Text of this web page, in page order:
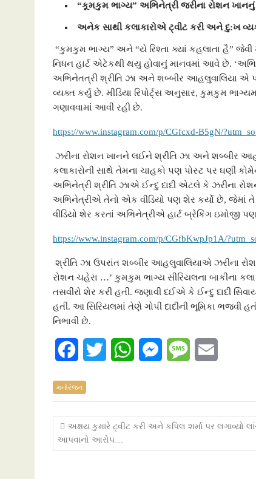
b
o
o
k
t
e
r
s
A
p
p
e
n
e
r
a
g
l
“કૂમકુમ ભાગ્ય” અભિનેત્રી જરીના રોશન ખાનનું
અનેક સાથી કલાકારોએ ટ્વીટ કરી અને દુ:ખ
“કુમકુમ ભાગ્ય” અને “યે રિશ્તા ક્યાં કહલાતા હૈ”
નિધન હાર્ટ એટેકથી થયુ હોવાનું માનવમાં આવે છે.
અભિનેતત્રી શ્રીતિ ઝા અને શબ્બીર આહલુવાલિયા એ
વ્યક્ત કર્યું છે. મીડિયા રિપોર્ટ્સ અનુસાર, કુમકુમ
ગણાવવામાં આવી રહી છે.
https://www.instagram.com/p/CGfcxd-B5gN/
ઝરીના રોશન ખાનને લઈને શ્રીતિ ઝા અને શબ્બીર
કલાકારોની સાથે તેમના ચાહકો પણ પોસ્ટ પર ઘણી
અભિનેત્રી શ્રીતિ ઝાએ ઈન્દુ દાદી એટલે કે ઝરીના
અભિનેત્રીએ તેનો એક વીડિયો પણ શેર કર્યો છે, જેમાં તે
વીડિયો શેર કરતાં અભિનેત્રીએ હાર્ટ બ્રેકિંગ ઇમોજી
https://www.instagram.com/p/CGfbKwpJp1A/
શ્રીતિ ઝા ઉપરાંત શબ્બીર આહલુવાલિયાએ ઝરીના
રોશન ચહેરા …’ કુમકુમ ભાગ્ય સીરિયલના બાકીના
તસવીરો શેર કરી હતી. જણાવી દઈએ કે ઈન્દુ દાદી
હતી. આ સિરિયલમાં તેણે ગોપી દાદીની ભૂમિકા ભજવી
નિભાવી છે.
c
e
b
t
t
W
t
M
s s i
મનોરંજન
Post
navigation
અક્ષય કુમારે ટ્વીટ કરી અને કપિલ શર્મા પર લગાવ્યો
આપવાનો આરોપ…